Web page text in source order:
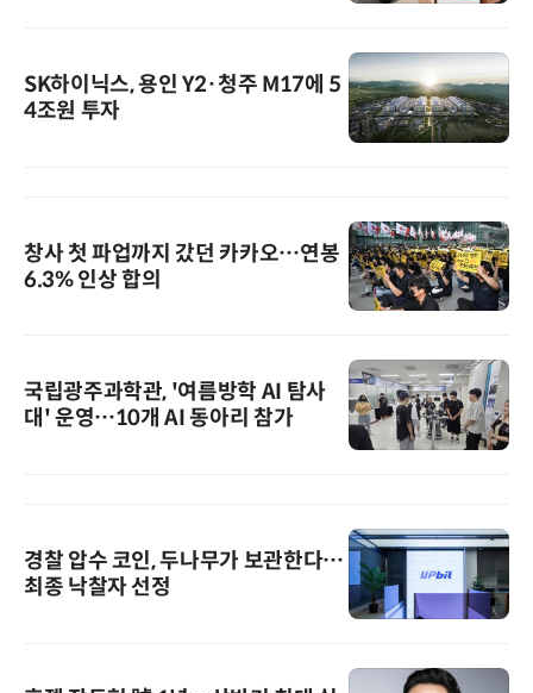
SK하이닉스, 용인 Y2·청주 M17에 5
4조원 투자
창사 첫 파업까지 갔던 카카오…연봉
6.3% 인상 합의
국립광주과학관, '여름방학 AI 탐사
대' 운영…10개 AI 동아리 참가
경찰 압수 코인, 두나무가 보관한다…
최종 낙찰자 선정